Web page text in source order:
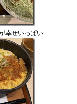
幸せいっぱい